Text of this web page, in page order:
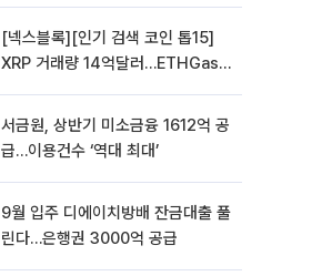
[넥스블록][인기 검색 코인 톱15]
XRP 거래량 14억달러…ETHGas
서금원, 상반기 미소금융 1612억 공
급…이용건수 ‘역대 최대’
9월 입주 디에이치방배 잔금대출 풀
린다…은행권 3000억 공급